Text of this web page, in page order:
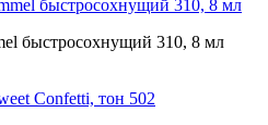
быстросохнущий 310, 8 мл